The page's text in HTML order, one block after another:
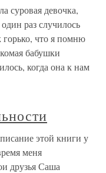
суровая девочка,
раз случилось
горько, что я помню
бабушки
когда она к нам
этой книги у
меня
друзья Саша